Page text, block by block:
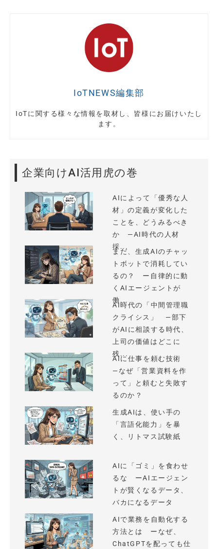
IoTNEWS編集部
IoTに関する様々な情報を取材し、皆様にお届けいたし
ます。
企業向けAI活用虎の巻
AIによって「優秀な人
材」の定義が変化した
ことを、どうみるべき
か —AI時代の人材
採...
まだ、生成AIのチャッ
トボットで消耗してい
るの？ ー自律的に動
くAIエージェントが
働...
AI時代の「中間管理職
クライシス」 —部下
がAIに相談する時代、
上司の価値はどこに
残...
AIに仕事を頼む技術
—なぜ「営業資料を作
って」と頼むと失敗す
るのか？
生成AIは、使い手の
「言語化能力」を暴
く、リトマス試験紙
AIに「ゴミ」を食わせ
るな ーAIエージェン
トが賢くなるデータ、
バカになるデータ
AIで業務を自動化する
方法とは ーなぜ、
ChatGPTを配っても仕